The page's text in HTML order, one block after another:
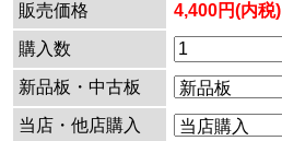
販売価格 4,400円(内税)
購入数
新品板・中古板
当店・他店購入